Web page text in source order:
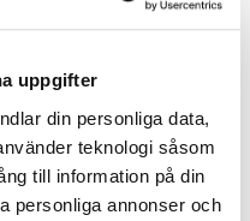
uppgifter
din personliga data,
teknologi såsom
till information på din
personliga annonser och